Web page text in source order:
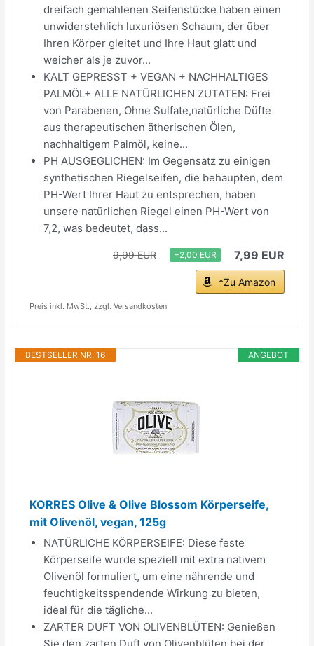
dreifach gemahlenen Seifenstücke haben einen
unwiderstehlich luxuriösen Schaum, der über
Ihren Körper gleitet und Ihre Haut glatt und
weicher als je zuvor...
KALT GEPRESST + VEGAN + NACHHALTIGES
PALMÖL+ ALLE NATÜRLICHEN ZUTATEN: Frei
von Parabenen, Ohne Sulfate,natürliche Düfte
aus therapeutischen ätherischen Ölen,
nachhaltigem Palmöl, keine...
PH AUSGEGLICHEN: Im Gegensatz zu einigen
synthetischen Riegelseifen, die behaupten, dem
PH-Wert Ihrer Haut zu entsprechen, haben
unsere natürlichen Riegel einen PH-Wert von
7,2, was bedeutet, dass...
9,99 EUR −2,00 EUR 7,99 EUR
*Zu Amazon
Preis inkl. MwSt., zzgl. Versandkosten
ANGEBOT
BESTSELLER NR. 16
KORRES Olive & Olive Blossom Körperseife,
mit Olivenöl, vegan, 125g
NATÜRLICHE KÖRPERSEIFE: Diese feste
Körperseife wurde speziell mit extra nativem
Olivenöl formuliert, um eine nährende und
feuchtigkeitsspendende Wirkung zu bieten,
ideal für die tägliche...
ZARTER DUFT VON OLIVENBLÜTEN: Genießen